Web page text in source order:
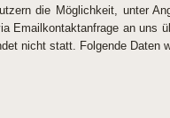
die Möglichkeit, unter
Emailkontaktanfrage an uns
nicht statt. Folgende Daten